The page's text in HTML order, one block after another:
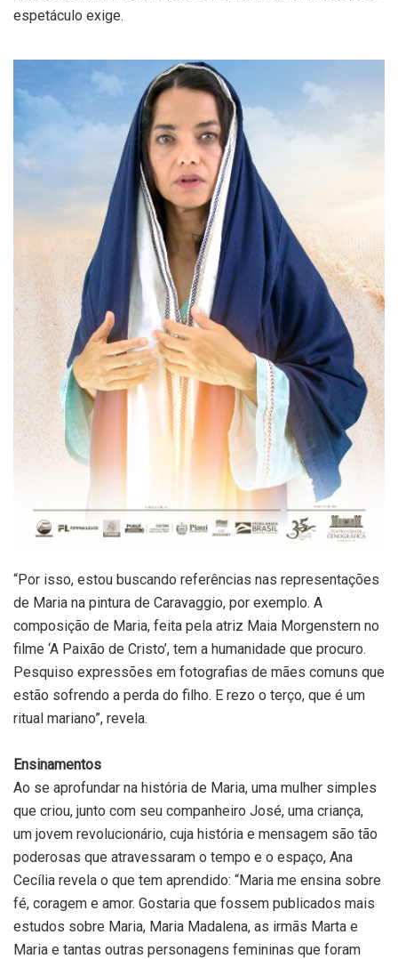
espetáculo exige.
“Por isso, estou buscando referências nas representações
de Maria na pintura de Caravaggio, por exemplo. A
composição de Maria, feita pela atriz Maia Morgenstern no
filme ‘A Paixão de Cristo’, tem a humanidade que procuro.
Pesquiso expressões em fotografias de mães comuns que
estão sofrendo a perda do filho. E rezo o terço, que é um
ritual mariano”, revela.
Ensinamentos
Ao se aprofundar na história de Maria, uma mulher simples
que criou, junto com seu companheiro José, uma criança,
um jovem revolucionário, cuja história e mensagem são tão
poderosas que atravessaram o tempo e o espaço, Ana
Cecília revela o que tem aprendido: “Maria me ensina sobre
fé, coragem e amor. Gostaria que fossem publicados mais
estudos sobre Maria, Maria Madalena, as irmãs Marta e
Maria e tantas outras personagens femininas que foram